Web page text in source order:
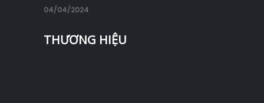
04/04/2024
THƯƠNG HIỆU